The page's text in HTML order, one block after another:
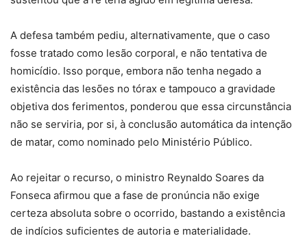
A defesa também pediu, alternativamente, que o caso
fosse tratado como lesão corporal, e não tentativa de
homicídio. Isso porque, embora não tenha negado a
existência das lesões no tórax e tampouco a gravidade
objetiva dos ferimentos, ponderou que essa circunstância
não se serviria, por si, à conclusão automática da intenção
de matar, como nominado pelo Ministério Público.
Ao rejeitar o recurso, o ministro Reynaldo Soares da
Fonseca afirmou que a fase de pronúncia não exige
certeza absoluta sobre o ocorrido, bastando a existência
de indícios suficientes de autoria e materialidade.